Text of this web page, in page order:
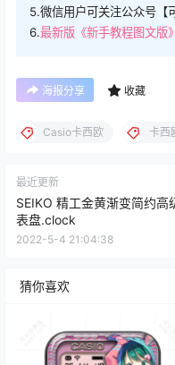
5.微信用户可关注公众号【
6.最新版《新手教程图文版
海报分享 收藏
Casio卡西欧 卡西
最近更新
SEIKO 精工金黄渐变简约高
表盘.clock
2022-5-4 21:04:38
猜你喜欢